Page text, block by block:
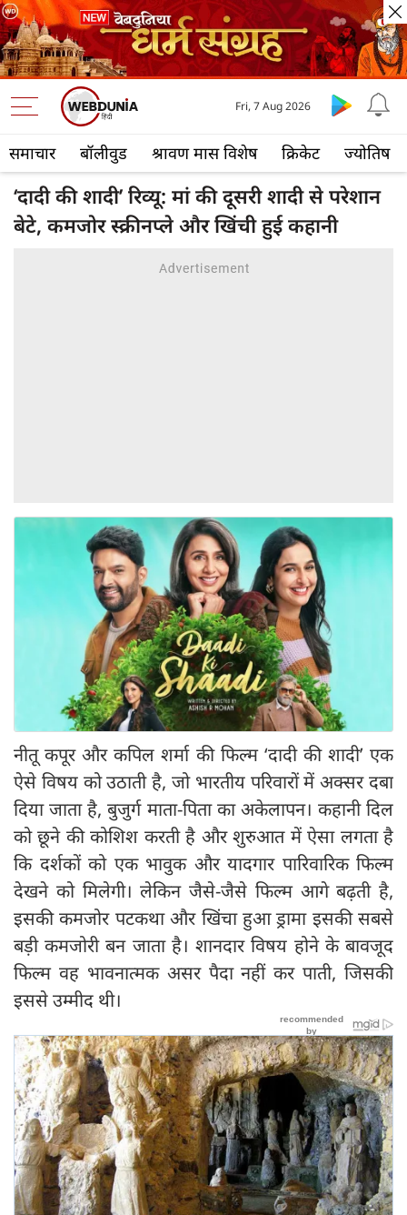
समाचार बॉलीवुड श्रावण मास विशेष क्रिकेट ज्योतिष
Fri, 7 Aug 2026
‘दादी की शादी’ रिव्यू: मां की दूसरी शादी से परेशान
बेटे, कमजोर स्क्रीनप्ले और खिंची हुई कहानी
नीतू कपूर और कपिल शर्मा की फिल्म ‘दादी की शादी’ एक
ऐसे विषय को उठाती है, जो भारतीय परिवारों में अक्सर दबा
दिया जाता है, बुजुर्ग माता-पिता का अकेलापन। कहानी दिल
को छूने की कोशिश करती है और शुरुआत में ऐसा लगता है
कि दर्शकों को एक भावुक और यादगार पारिवारिक फिल्म
देखने को मिलेगी। लेकिन जैसे-जैसे फिल्म आगे बढ़ती है,
इसकी कमजोर पटकथा और खिंचा हुआ ड्रामा इसकी सबसे
बड़ी कमजोरी बन जाता है। शानदार विषय होने के बावजूद
फिल्म वह भावनात्मक असर पैदा नहीं कर पाती, जिसकी
इससे उम्मीद थी।